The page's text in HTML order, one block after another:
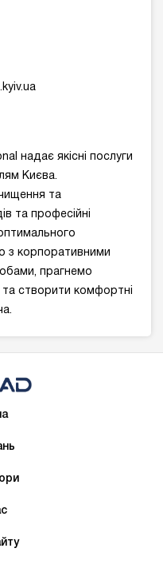
надає якісні послуги
Києва.
та
та професійні
з корпоративними
прагнемо
створити комфортні